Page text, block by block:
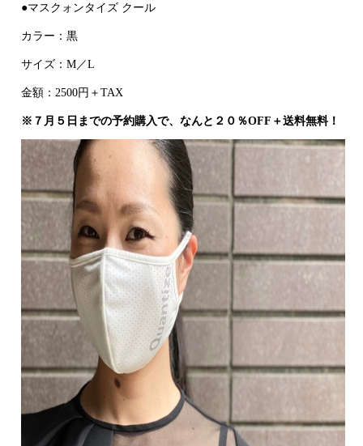
●マスクォンタイズ クール
カラー：黒
サイズ：M／L
金額：2500円＋TAX
※７月５日までの予約購入で、なんと２０％OFF＋送料無料！